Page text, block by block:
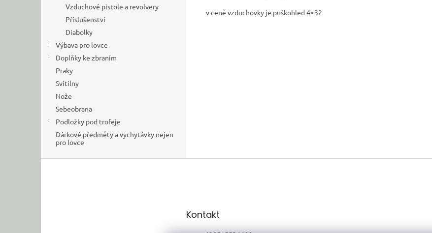
Vzduchové pistole a revolvery
Příslušenství
Diabolky
Výbava pro lovce
Doplňky ke zbraním
Praky
Svítilny
Nože
Sebeobrana
Podložky pod trofeje
Dárkové předměty a vychytávky nejen
pro lovce
v ceně vzduchovky je puškohled 4×32
Kontakt